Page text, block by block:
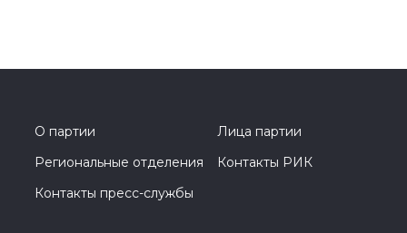
О партии
Лица партии
Региональные отделения
Контакты РИК
Контакты пресс-службы